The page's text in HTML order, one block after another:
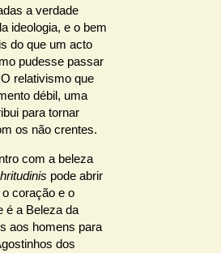
a verdade
ideologia, e o bem
do que um acto
pudesse passar
relativismo que
débil, uma
para tornar
os não crentes.
com a beleza
pode abrir
coração e o
é a Beleza da
aos homens para
dos